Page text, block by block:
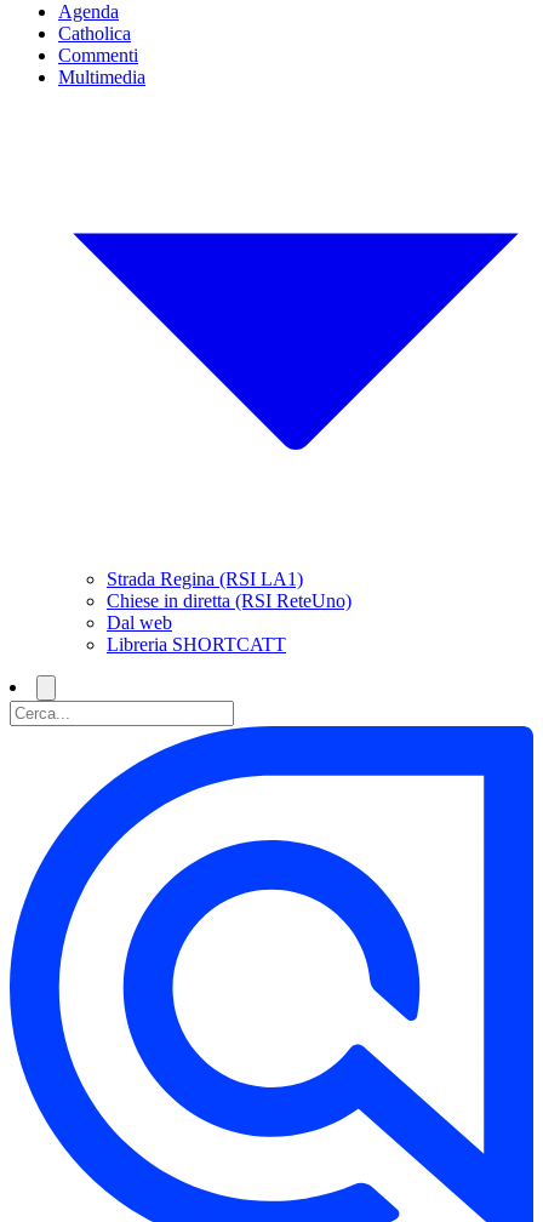
Agenda
Catholica
Commenti
Multimedia
Strada Regina (RSI LA1)
Chiese in diretta (RSI ReteUno)
Dal web
Libreria SHORTCATT